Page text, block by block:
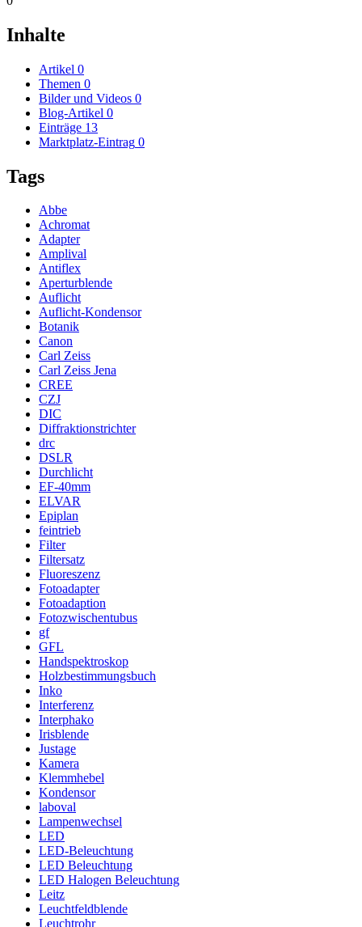
Inhalte
Artikel 0
Themen 0
Bilder und Videos 0
Blog-Artikel 0
Einträge 13
Marktplatz-Eintrag 0
Tags
Abbe
Achromat
Adapter
Amplival
Antiflex
Aperturblende
Auflicht
Auflicht-Kondensor
Botanik
Canon
Carl Zeiss
Carl Zeiss Jena
CREE
CZJ
DIC
Diffraktionstrichter
drc
DSLR
Durchlicht
EF-40mm
ELVAR
Epiplan
feintrieb
Filter
Filtersatz
Fluoreszenz
Fotoadapter
Fotoadaption
Fotozwischentubus
gf
GFL
Handspektroskop
Holzbestimmungsbuch
Inko
Interferenz
Interphako
Irisblende
Justage
Kamera
Klemmhebel
Kondensor
laboval
Lampenwechsel
LED
LED-Beleuchtung
LED Beleuchtung
LED Halogen Beleuchtung
Leitz
Leuchtfeldblende
Leuchtrohr